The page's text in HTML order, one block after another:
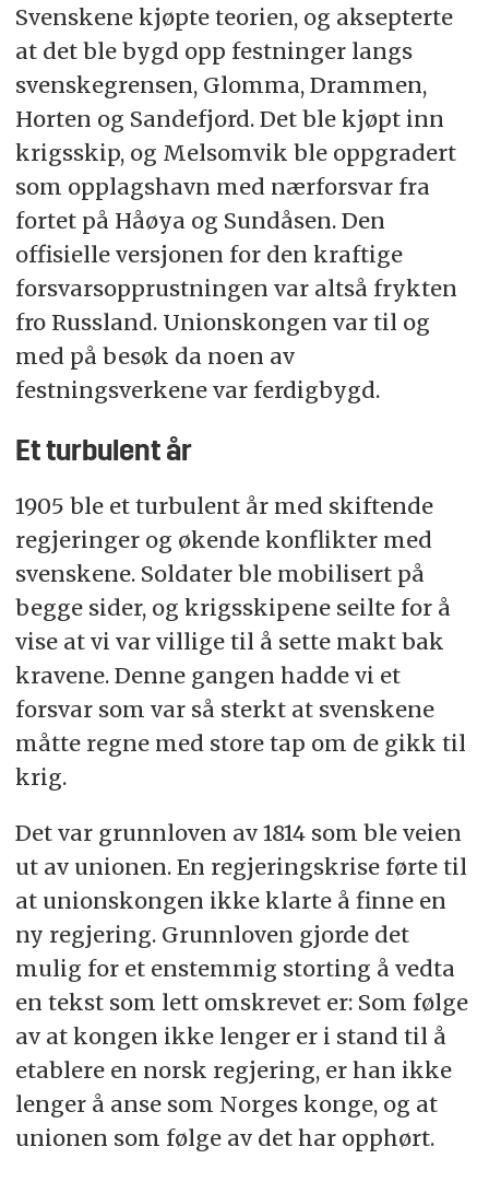
Svenskene kjøpte teorien, og aksepterte
at det ble bygd opp festninger langs
svenskegrensen, Glomma, Drammen,
Horten og Sandefjord. Det ble kjøpt inn
krigsskip, og Melsomvik ble oppgradert
som opplagshavn med nærforsvar fra
fortet på Håøya og Sundåsen. Den
offisielle versjonen for den kraftige
forsvarsopprustningen var altså frykten
fro Russland. Unionskongen var til og
med på besøk da noen av
festningsverkene var ferdigbygd.
Et turbulent år
1905 ble et turbulent år med skiftende
regjeringer og økende konflikter med
svenskene. Soldater ble mobilisert på
begge sider, og krigsskipene seilte for å
vise at vi var villige til å sette makt bak
kravene. Denne gangen hadde vi et
forsvar som var så sterkt at svenskene
måtte regne med store tap om de gikk til
krig.
Det var grunnloven av 1814 som ble veien
ut av unionen. En regjeringskrise førte til
at unionskongen ikke klarte å finne en
ny regjering. Grunnloven gjorde det
mulig for et enstemmig storting å vedta
en tekst som lett omskrevet er: Som følge
av at kongen ikke lenger er i stand til å
etablere en norsk regjering, er han ikke
lenger å anse som Norges konge, og at
unionen som følge av det har opphørt.